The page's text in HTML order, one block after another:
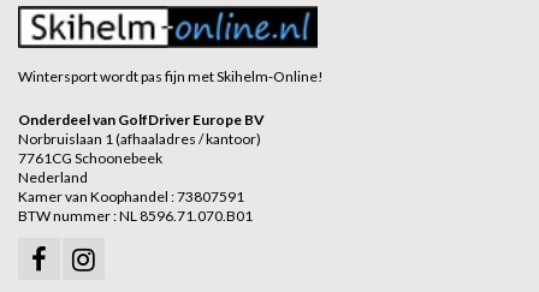
Wintersport wordt pas fijn met Skihelm-Online!
Onderdeel van GolfDriver Europe BV
Norbruislaan 1 (afhaaladres / kantoor)
7761CG Schoonebeek
Nederland
Kamer van Koophandel : 73807591
BTW nummer : NL 8596.71.070.B01